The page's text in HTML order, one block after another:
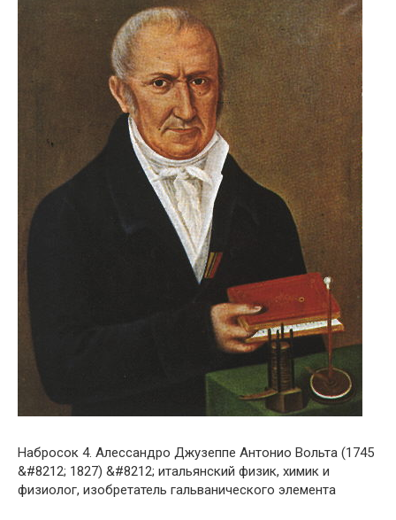
Набросок 4. Алессандро Джузеппе Антонио Вольта (1745
&#8212; 1827) &#8212; итальянский физик, химик и
физиолог, изобретатель гальванического элемента